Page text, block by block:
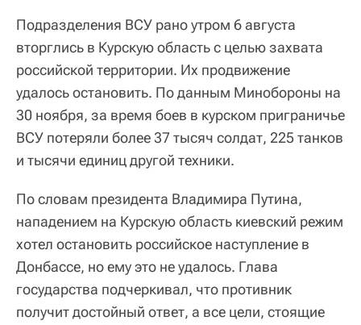
Подразделения ВСУ рано утром 6 августа
вторглись в Курскую область с целью захвата
российской территории. Их продвижение
удалось остановить. По данным Минобороны на
30 ноября, за время боев в курском приграничье
ВСУ потеряли более 37 тысяч солдат, 225 танков
и тысячи единиц другой техники.
По словам президента Владимира Путина,
нападением на Курскую область киевский режим
хотел остановить российское наступление в
Донбассе, но ему это не удалось. Глава
государства подчеркивал, что противник
получит достойный ответ, а все цели, стоящие